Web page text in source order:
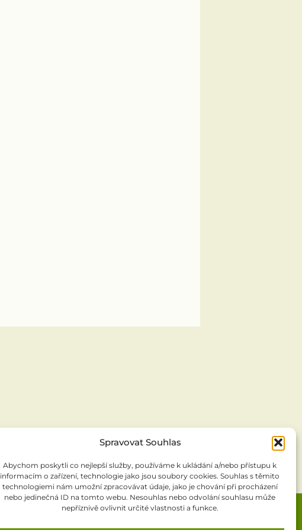
Spravovat Souhlas
Abychom poskytli co nejlepší služby, používáme k ukládání a/nebo přístupu k
informacím o zařízení, technologie jako jsou soubory cookies. Souhlas s těmito
technologiemi nám umožní zpracovávat údaje, jako je chování při procházení
nebo jedinečná ID na tomto webu. Nesouhlas nebo odvolání souhlasu může
nepříznivě ovlivnit určité vlastnosti a funkce.